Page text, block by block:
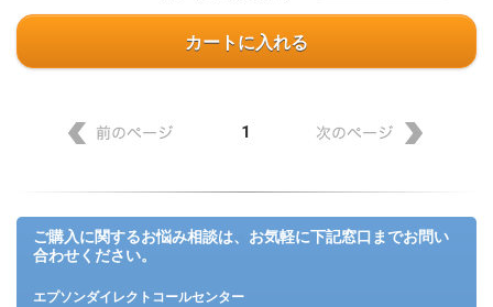
カートに入れる
1
ご購入に関するお悩み相談は、お気軽に下記窓口までお問い
合わせください。
エプソンダイレクトコールセンター